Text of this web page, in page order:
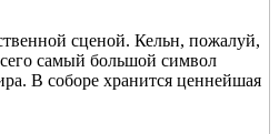
сценой. Кельн, пожалуй,
самый большой символ
В соборе хранится ценнейшая